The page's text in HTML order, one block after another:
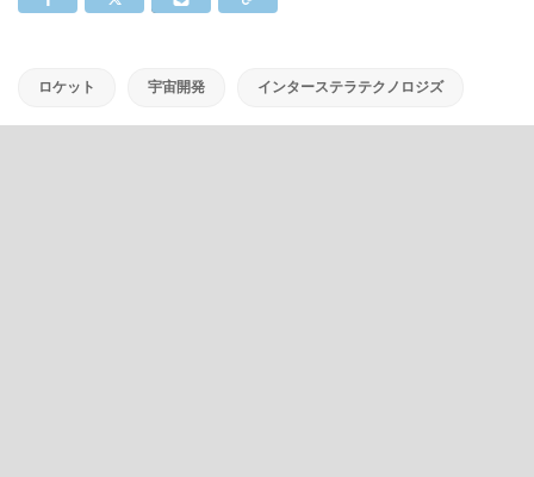
ロケット 宇宙開発 インターステラテクノロジズ